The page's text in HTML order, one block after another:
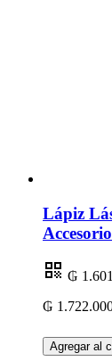
Lápiz
₲
₲
Agregar al